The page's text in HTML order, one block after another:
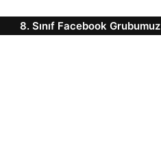
8. Sınıf Facebook Grubumuz